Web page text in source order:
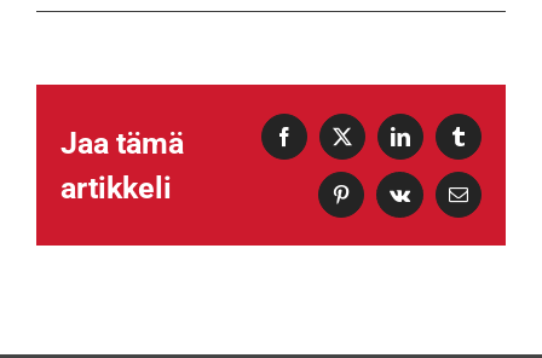
Jaa tämä
artikkeli
Facebook
X LinkedInTumblr
PinterestVk Sähköposti